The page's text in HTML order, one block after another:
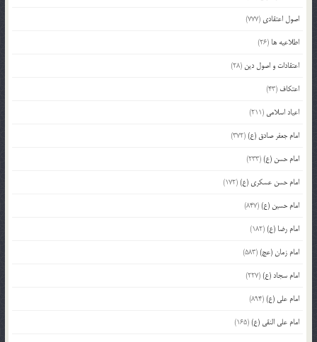
اصول اعتقادی (777)
اطلاعیه ها (26)
اعتقادات و اصول دین (28)
اعتکاف (43)
اعیاد اسلامی (211)
امام جعفر صادق (ع)(372)
امام حسن (ع)(233)
امام حسن عسکری (ع)(172)
امام حسین (ع)(847)
امام رضا (ع)(182)
امام زمان (عج)(583)
امام سجاد (ع)(227)
امام علی (ع)(894)
امام علی النقی (ع)(165)